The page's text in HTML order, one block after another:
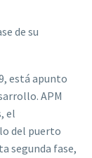
de su
está apunto
APM
el
del puerto
segunda fase,